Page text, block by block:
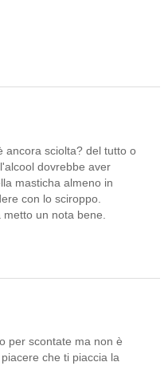
ancora sciolta? del tutto o
dovrebbe aver
masticha almeno in
con lo sciroppo.
un nota bene.
per scontate ma non è
che ti piaccia la